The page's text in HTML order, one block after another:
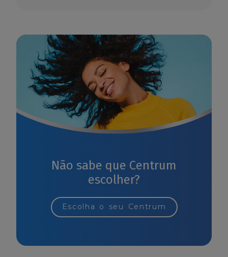
Não sabe que Centrum
escolher?
Escolha o seu Centrum